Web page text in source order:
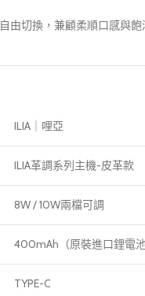
由切換，兼顧柔順口感與飽
ILIA｜哩亞
ILIA革調系列主機-皮革款
8W / 10W兩檔可調
400mAh（原裝進口鋰電池
TYPE-C